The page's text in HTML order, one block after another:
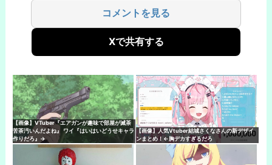
コメントを見る
Xで共有する
【画像】VTuber『エアガンが趣味で部屋が滅茶
苦茶汚いんだよね』 ワイ『はいはいどうせキャラ
作りだろ』→
【画像】人気Vtuber結城さくなさんの新デザイ
ンまとめ！←胸デカすぎるだろ